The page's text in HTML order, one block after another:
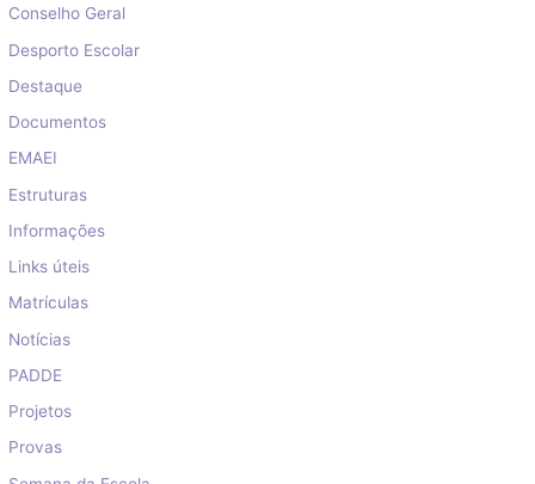
Conselho Geral
Desporto Escolar
Destaque
Documentos
EMAEI
Estruturas
Informações
Links úteis
Matrículas
Notícias
PADDE
Projetos
Provas